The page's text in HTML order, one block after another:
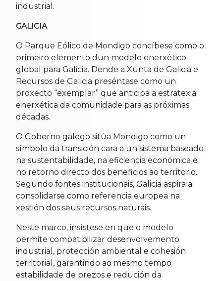
industrial.
GALICIA
O Parque Eólico de Mondigo concíbese como o
primeiro elemento dun modelo enerxético
global para Galicia. Dende a Xunta de Galicia e
Recursos de Galicia preséntase como un
proxecto “exemplar” que anticipa a estratexia
enerxética da comunidade para as próximas
décadas.
O Goberno galego sitúa Mondigo como un
símbolo da transición cara a un sistema baseado
na sustentabilidade, na eficiencia económica e
no retorno directo dos beneficios ao territorio.
Segundo fontes institucionais, Galicia aspira a
consolidarse como referencia europea na
xestión dos seus recursos naturais.
Neste marco, insístese en que o modelo
permite compatibilizar desenvolvemento
industrial, protección ambiental e cohesión
territorial, garantindo ao mesmo tempo
estabilidade de prezos e redución da